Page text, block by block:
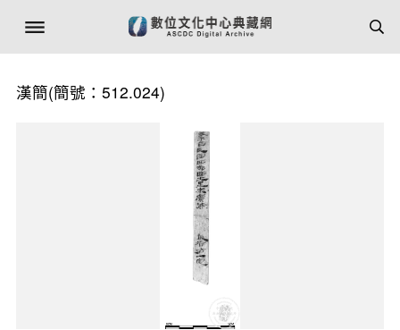
漢簡(簡號：512.024)